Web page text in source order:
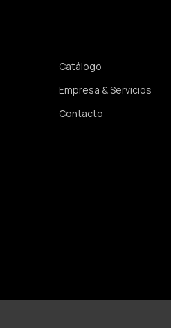
Catálogo
Empresa & Servicios
Contacto